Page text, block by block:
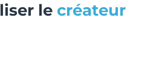
le créateur